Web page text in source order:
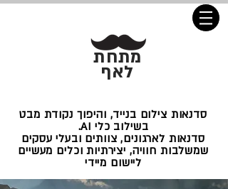
מתחת
לאף
סדנאות צילום בנייד, והיפוך נקודת מבט
בשילוב כלי AI.
סדנאות לארגונים, צוותים ובעלי עסקים
שמשלבות חוויה, יצירתיות וכלים מעשיים
ליישום מיידי